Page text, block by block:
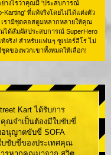
างไรว่าคุณมี 'ประสบการณ์
Karting' ที่แท้จริงโดยไม่ได้แต่งตัว
เรามีชุดคอสตูมหลากหลายให้คุณ
ได้สัมผัสประสบการณ์ SuperHero
จริง! สำหรับแฟนๆ ซูเปอร์ฮีโร่ ไม่
ชุดของพวกเขาทั้งหมดให้เลือก!
Kart ได้รับการ
ณจำเป็นต้องมีใบขับขี่
อนุญาตขับขี่ SOFA
ขับขี่ของประเทศคุณ